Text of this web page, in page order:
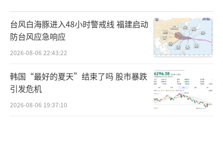
台风白海豚进入48小时警戒线 福建启动
防台风应急响应
2026-08-06 22:43:22
韩国“最好的夏天”结束了吗 股市暴跌
引发危机
2026-08-06 19:37:10